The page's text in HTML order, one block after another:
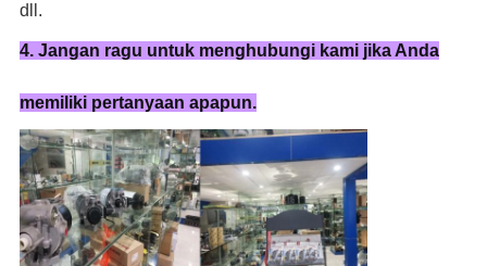
dll.
4. Jangan ragu untuk menghubungi kami jika Anda
memiliki pertanyaan apapun.